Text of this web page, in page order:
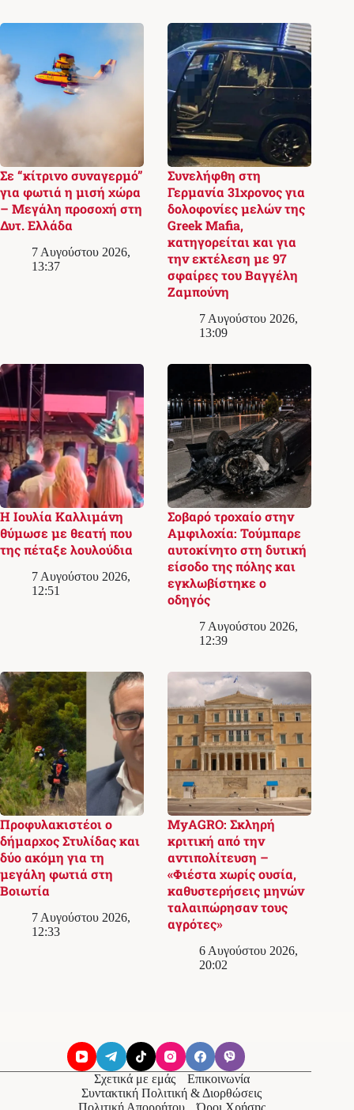
Σε “κίτρινο συναγερμό”
για φωτιά η μισή χώρα
– Μεγάλη προσοχή στη
Δυτ. Ελλάδα
7 Αυγούστου 2026,
13:37
Συνελήφθη στη
Γερμανία 31χρονος για
δολοφονίες μελών της
Greek Mafia,
κατηγορείται και για
την εκτέλεση με 97
σφαίρες του Βαγγέλη
Ζαμπούνη
7 Αυγούστου 2026,
13:09
Η Ιουλία Καλλιμάνη
θύμωσε με θεατή που
της πέταξε λουλούδια
7 Αυγούστου 2026,
12:51
Σοβαρό τροχαίο στην
Αμφιλοχία: Τούμπαρε
αυτοκίνητο στη δυτική
είσοδο της πόλης και
εγκλωβίστηκε ο
οδηγός
7 Αυγούστου 2026,
12:39
Προφυλακιστέοι ο
δήμαρχος Στυλίδας και
δύο ακόμη για τη
μεγάλη φωτιά στη
Βοιωτία
7 Αυγούστου 2026,
12:33
MyAGRO: Σκληρή
κριτική από την
αντιπολίτευση –
«Φιέστα χωρίς ουσία,
καθυστερήσεις μηνών
ταλαιπώρησαν τους
αγρότες»
6 Αυγούστου 2026,
20:02
Σχετικά με εμάς
Επικοινωνία
Συντακτική Πολιτική & Διορθώσεις
Πολιτική Απορρήτου
Όροι Χρήσης